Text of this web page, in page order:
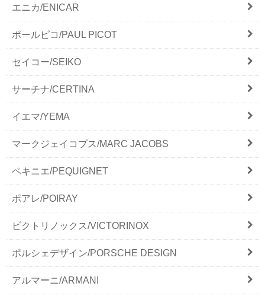
エニカ/ENICAR
ポールピコ/PAUL PICOT
セイコー/SEIKO
サーチナ/CERTINA
イエマ/YEMA
マークジェイコブス/MARC JACOBS
ペキニエ/PEQUIGNET
ポアレ/POIRAY
ビクトリノックス/VICTORINOX
ポルシェデザイン/PORSCHE DESIGN
アルマーニ/ARMANI